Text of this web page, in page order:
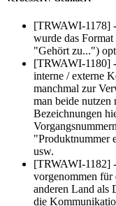
[TRWAWI-1178]
wurde das
"Gehört zu...")
[TRWAWI-1180]
interne / externe
manchmal zur
man beide nutzen
Bezeichnungen
"Produktnummer
usw.
[TRWAWI-1182]
vorgenommen für
anderen Land als
die